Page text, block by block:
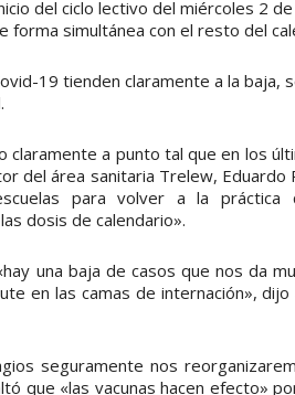
del ciclo lectivo del miércoles 2
forma simultánea con el resto del
19 tienden claramente a la baja,
claramente a punto tal que en los
del área sanitaria Trelew,
para volver a la
dosis de calendario».
una baja de casos que nos da
en las camas de internación»,
seguramente nos
que «las vacunas hacen efecto»